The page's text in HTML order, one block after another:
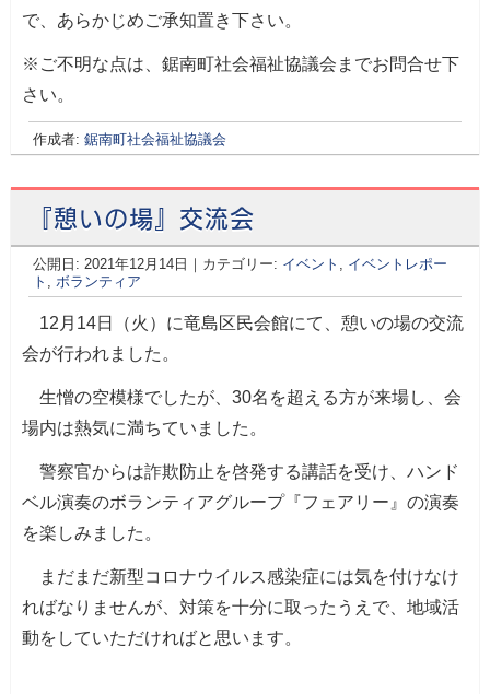
で、あらかじめご承知置き下さい。
※ご不明な点は、鋸南町社会福祉協議会までお問合せ下
さい。
作成者: 鋸南町社会福祉協議会
『憩いの場』交流会
公開日: 2021年12月14日 （ 2022年2月15日更新）
｜カテゴリー: イベント
イベントレポー
ト
ボランティア
12月14日（火）に竜島区民会館にて、憩いの場の交流
会が行われました。
生憎の空模様でしたが、30名を超える方が来場し、会
場内は熱気に満ちていました。
警察官からは詐欺防止を啓発する講話を受け、ハンド
ベル演奏のボランティアグループ『フェアリー』の演奏
を楽しみました。
まだまだ新型コロナウイルス感染症には気を付けなけ
ればなりませんが、対策を十分に取ったうえで、地域活
動をしていただければと思います。